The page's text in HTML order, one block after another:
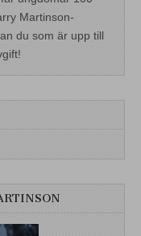
Martinson-
du som är upp till